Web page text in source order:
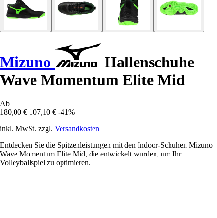
Mizuno
Hallenschuhe
Wave Momentum Elite Mid
Ab
180,00 € 107,10 € -41%
inkl. MwSt. zzgl. Versandkosten
Entdecken Sie die Spitzenleistungen mit den Indoor-Schuhen Mizuno
Wave Momentum Elite Mid, die entwickelt wurden, um Ihr
Volleyballspiel zu optimieren.